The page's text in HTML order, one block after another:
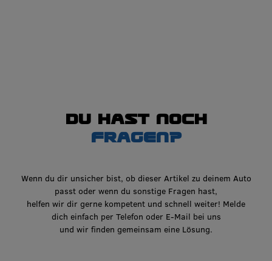
Du hast noch
Fragen?
Wenn du dir unsicher bist, ob dieser Artikel zu deinem Auto
passt oder wenn du sonstige Fragen hast,
helfen wir dir gerne kompetent und schnell weiter! Melde
dich einfach per Telefon oder E-Mail bei uns
und wir finden gemeinsam eine Lösung.